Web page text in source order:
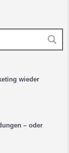
wieder
– oder